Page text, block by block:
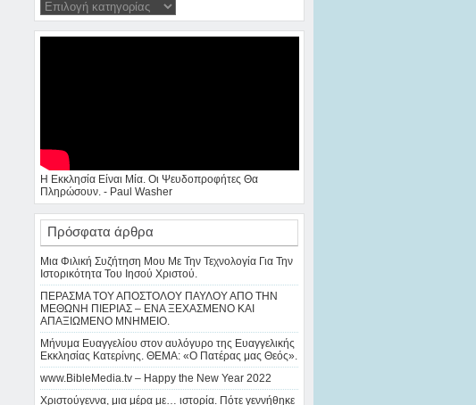
Η Εκκλησία Είναι Μία. Οι Ψευδοπροφήτες Θα
Πληρώσουν. - Paul Washer
Πρόσφατα άρθρα
Μια Φιλική Συζήτηση Μου Με Την Τεχνολογία Για Την
Ιστορικότητα Του Ιησού Χριστού.
ΠΕΡΑΣΜΑ ΤΟΥ ΑΠΟΣΤΟΛΟΥ ΠΑΥΛΟΥ ΑΠΟ ΤΗΝ
ΜΕΘΩΝΗ ΠΙΕΡΙΑΣ – ΕΝΑ ΞΕΧΑΣΜΕΝΟ ΚΑΙ
ΑΠΑΞΙΩΜΕΝΟ ΜΝΗΜΕΙΟ.
Μήνυμα Ευαγγελίου στον αυλόγυρο της Ευαγγελικής
Εκκλησίας Κατερίνης. ΘΕΜΑ: «Ο Πατέρας μας Θεός».
www.BibleMedia.tv – Happy the New Year 2022
Χριστούγεννα, μια μέρα με… ιστορία. Πότε γεννήθηκε